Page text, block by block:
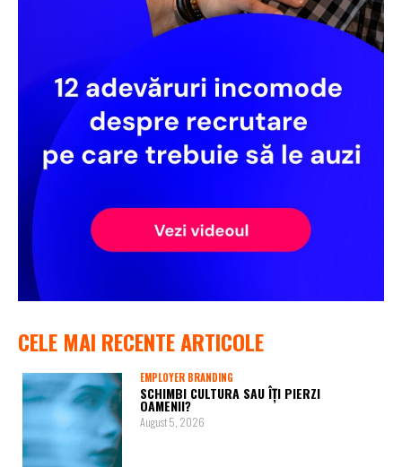
CELE MAI RECENTE ARTICOLE
EMPLOYER BRANDING
SCHIMBI CULTURA SAU ÎȚI PIERZI
OAMENII?
August 5, 2026